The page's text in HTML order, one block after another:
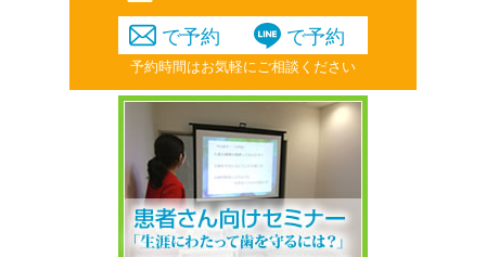
で予約 で予約
予約時間はお気軽にご相談ください